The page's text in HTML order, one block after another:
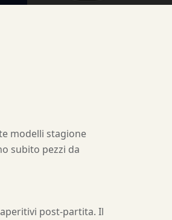
modelli stagione
subito pezzi da
post-partita. Il